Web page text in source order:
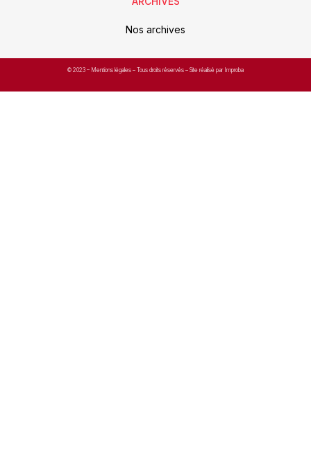
Nos archives
© 2023 – Mentions légales – Tous droits réservés – Site réalisé par Improba